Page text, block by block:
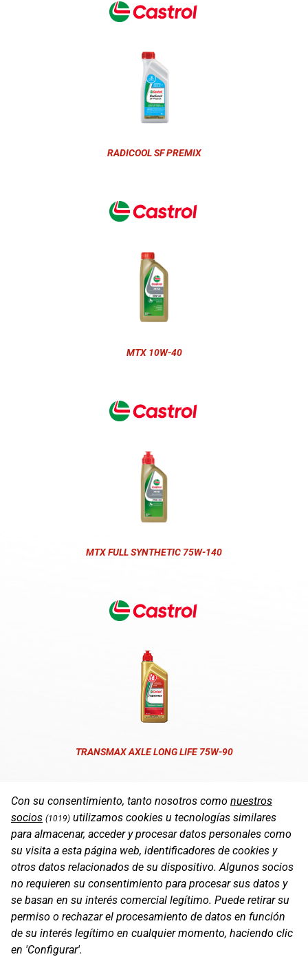
RADICOOL SF PREMIX
MTX 10W-40
MTX FULL SYNTHETIC 75W-140
TRANSMAX AXLE LONG LIFE 75W-90
Con su consentimiento, tanto nosotros como nuestros
socios (1019) utilizamos cookies u tecnologías similares
para almacenar, acceder y procesar datos personales como
su visita a esta página web, identificadores de cookies y
otros datos relacionados de su dispositivo. Algunos socios
no requieren su consentimiento para procesar sus datos y
se basan en su interés comercial legítimo. Puede retirar su
permiso o rechazar el procesamiento de datos en función
de su interés legítimo en cualquier momento, haciendo clic
en 'Configurar'.